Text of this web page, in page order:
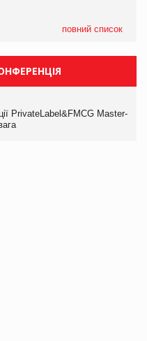
повний список
PrivateLabel&FMCG Master-